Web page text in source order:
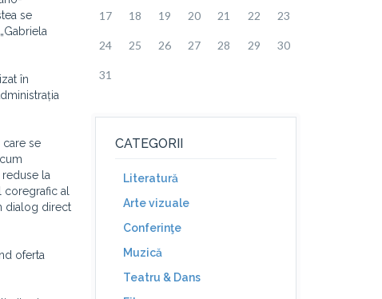
se
în
care se
la
al
dialog direct
oferta
17 18 19 20 21 22 23
24 25 26 27 28 29 30
31
CATEGORII
Literatură
Arte vizuale
Conferinţe
Muzică
Teatru & Dans